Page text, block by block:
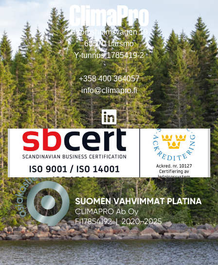
Strömsholmsvägen 19
68570 Larsmo
Y-tunnus 1785419-2
+358 400 364057
info@climapro.fi